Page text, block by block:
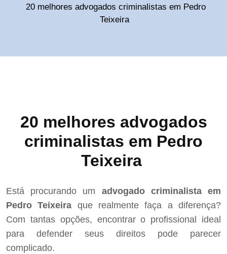
20 melhores advogados criminalistas em Pedro
Teixeira
20 melhores advogados
criminalistas em Pedro
Teixeira
Está procurando um advogado criminalista em
Pedro Teixeira que realmente faça a diferença?
Com tantas opções, encontrar o profissional ideal
para defender seus direitos pode parecer
complicado.